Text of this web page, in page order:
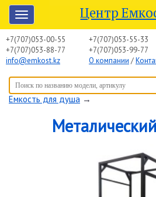
Центр
+7(707)053-00-55
+7(707)053-88-77
info@emkost.kz
+7(707)053-55-33
+7(707)053-99-77
О компании /
Вы здесь:Центр Емкостей→
Емкость для душа →